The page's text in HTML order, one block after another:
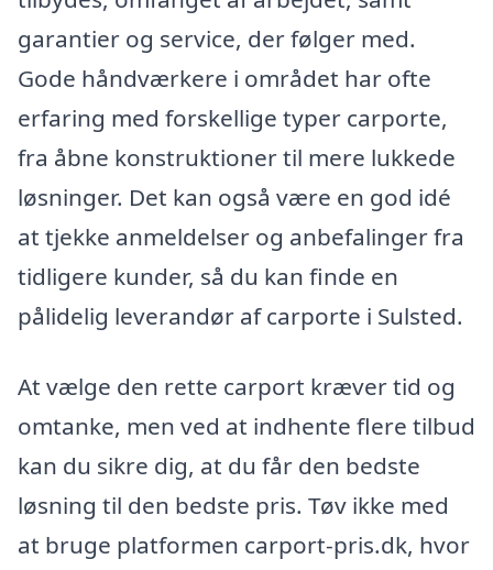
garantier og service, der følger med.
Gode håndværkere i området har ofte
erfaring med forskellige typer carporte,
fra åbne konstruktioner til mere lukkede
løsninger. Det kan også være en god idé
at tjekke anmeldelser og anbefalinger fra
tidligere kunder, så du kan finde en
pålidelig leverandør af carporte i Sulsted.
At vælge den rette carport kræver tid og
omtanke, men ved at indhente flere tilbud
kan du sikre dig, at du får den bedste
løsning til den bedste pris. Tøv ikke med
at bruge platformen carport-pris.dk, hvor